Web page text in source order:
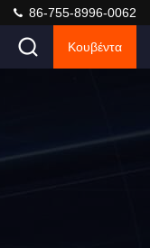
86-755-8996-0062
Κουβέντα